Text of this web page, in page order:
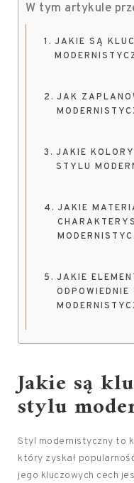
W tym artykule
JAKIE SĄ
JAK
JAKIE
STYLU
JAKIE
JAKIE
ODPOWIEDNIE
Jakie są
stylu
Styl modernistyczny to
który zyskał
jego kluczowych cech